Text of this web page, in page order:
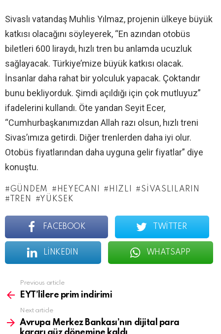
Sivaslı vatandaş Muhlis Yılmaz, projenin ülkeye büyük
katkısı olacağını söyleyerek, “En azından otobüs
biletleri 600 liraydı, hızlı tren bu anlamda ucuzluk
sağlayacak. Türkiye’mize büyük katkısı olacak.
İnsanlar daha rahat bir yolculuk yapacak. Çoktandır
bunu bekliyorduk. Şimdi açıldığı için çok mutluyuz”
ifadelerini kullandı. Öte yandan Seyit Ecer,
“Cumhurbaşkanımızdan Allah razı olsun, hızlı treni
Sivas’ımıza getirdi. Diğer trenlerden daha iyi olur.
Otobüs fiyatlarından daha uyguna gelir fiyatlar” diye
konuştu.
GÜNDEM HEYECANI HIZLI
SIVASLILARIN
TREN
YÜKSEK
FACEBOOK TWITTER
LINKEDIN WHATSAPP
more
Previous article
EYT’lilere prim indirimi
Next article
Avrupa Merkez Bankası’nın dijital para